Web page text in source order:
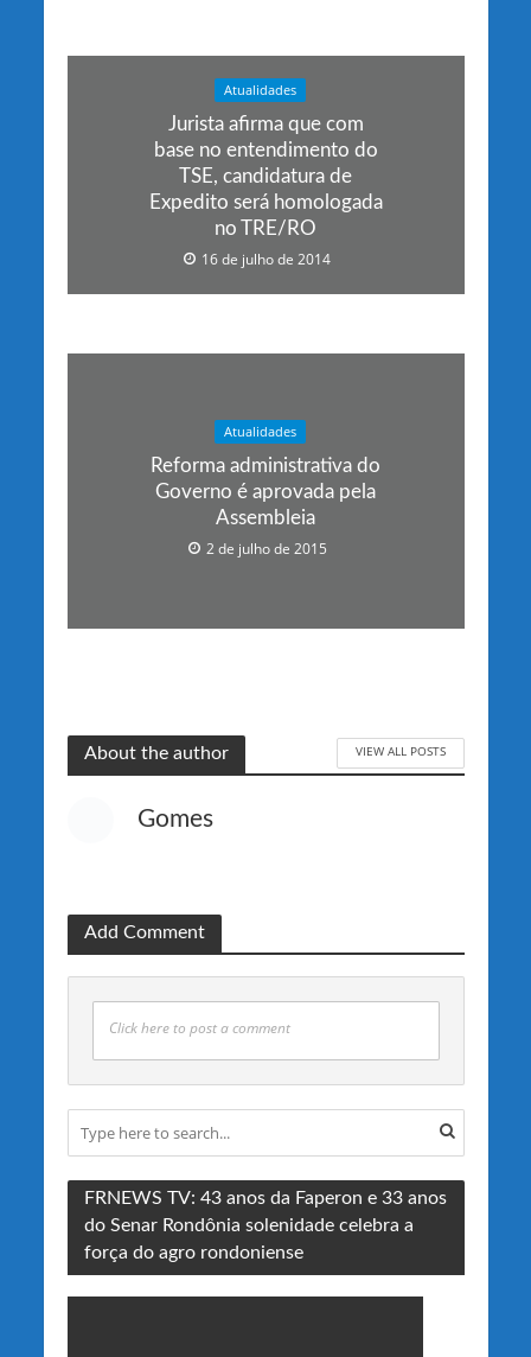
Atualidades
Jurista afirma que com
base no entendimento do
TSE, candidatura de
Expedito será homologada
no TRE/RO
16 de julho de 2014
Atualidades
Reforma administrativa do
Governo é aprovada pela
Assembleia
2 de julho de 2015
About the author VIEW ALL POSTS
Gomes
Add Comment
Click here to post a comment
FRNEWS TV: 43 anos da Faperon e 33 anos
do Senar Rondônia solenidade celebra a
força do agro rondoniense